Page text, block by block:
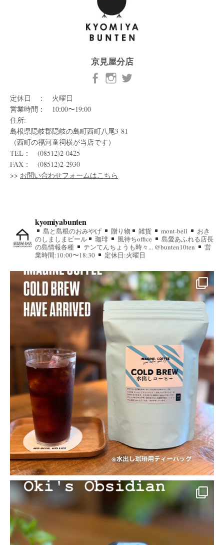
京見屋分店
定休日 ： 火曜日
営業時間： 10:00〜19:00
住所:
島根県隠岐郡隠岐の島町西町八尾3-81
（西町の福河童祠横が当店です）
TEL： (08512)2-0425
FAX： (08512)2-2930
>> お問い合わせフォームはこちら
kyomiyabunten
島と島根のおみやげ 贈り物 雑貨 mont-bell
おき
のしましまビール
珈琲 風待ちoffice
島愛あふれる店長
の島情報各種
テンてんちょうも時々... @bunten10ten
営
業時間:10:00〜18:30
定休日:火曜日